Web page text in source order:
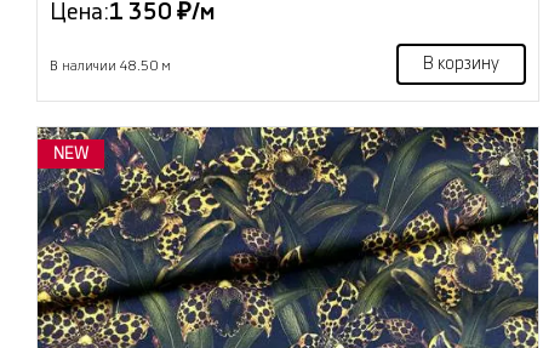
Цена:1 350 ₽/м
В наличии 48.50 м В корзину
NEW